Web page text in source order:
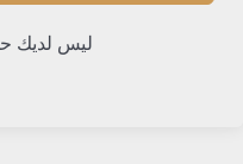
ليس لديك